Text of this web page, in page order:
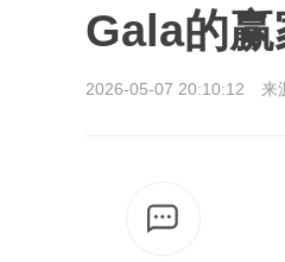
Gala的赢
2026-05-07 20:10:12 来